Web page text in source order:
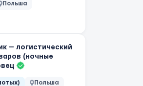
Польша
— логистический
(ночные
Польша